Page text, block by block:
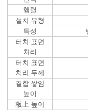
행렬
설치 유형
특성
터치 표면
처리
터치 표면
처리 두께
결합 쌓임
높이
板上 높이